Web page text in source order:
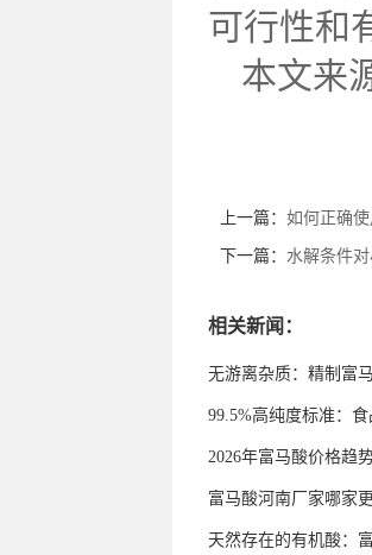
可行性和
本文来
上一篇： 如何正确
下一篇： 水解条件
相关新闻：
无游离杂质：精制富
99.5%高纯度标准：
2026年富马酸价格趋
富马酸河南厂家哪家
天然存在的有机酸：